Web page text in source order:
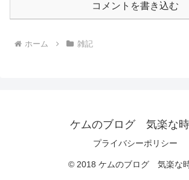
コメントを書き込む
ホーム 雑記
ケムのブログ 気楽な
プライバシーポリシー
© 2018 ケムのブログ 気楽な